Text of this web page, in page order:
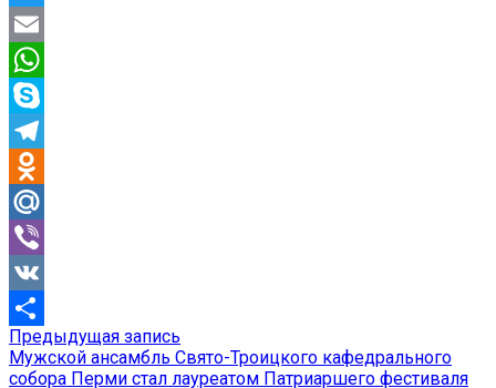
Twitter
Email
WhatsApp
Skype
Telegram
Odnoklassniki
Mail.Ru
Viber
VK
Отправить
Навигация
по
Предыдущая запись
запись:
Мужской ансамбль Свято-Троицкого кафедрального
собора Перми стал лауреатом Патриаршего фестиваля